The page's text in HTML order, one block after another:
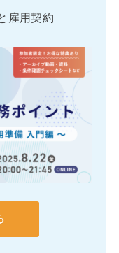
雇用契約